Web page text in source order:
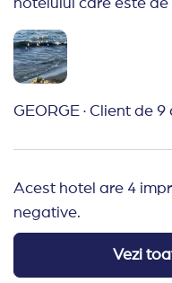
planner, mi-am
Grecia. Sper sa fie o
sunt foarte
Prima data cand
avand aceasta
mi-am rezervat o
hotelurile
GEORGE · Client de 9
Acest hotel are 4
negative.
Vezi